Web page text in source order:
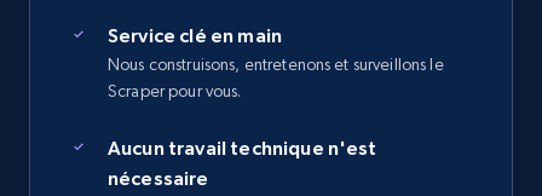
Service clé en main
Nous construisons, entretenons et surveillons le
Scraper pour vous.
Aucun travail technique n'est
nécessaire